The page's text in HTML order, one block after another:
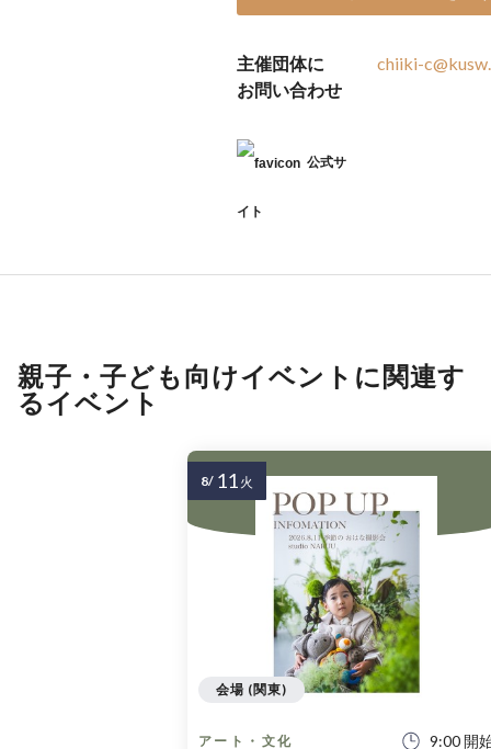
主催団体に
お問い合わせ
chiiki-
公式サ
イト
親子・子ども向けイベントに関連す
るイベント
アート・文化 9:00 開
会場 (関東)
8/ 11 火